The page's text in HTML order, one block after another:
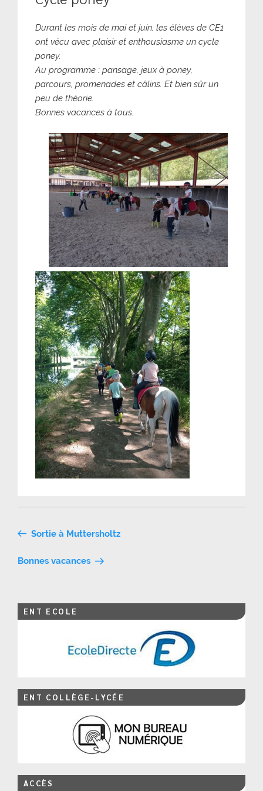
Durant les mois de mai et juin, les élèves de CE1
ont vécu avec plaisir et enthousiasme un cycle
poney.
Au programme : pansage, jeux à poney,
parcours, promenades et câlins. Et bien sûr un
peu de théorie.
Bonnes vacances à tous.
Navigation
de
Sortie à Muttersholtz
Bonnes vacances
ENT ECOLE
ENT COLLÈGE-LYCÉE
ACCÈS